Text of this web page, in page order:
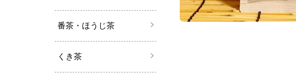
番茶・ほうじ茶
くき茶